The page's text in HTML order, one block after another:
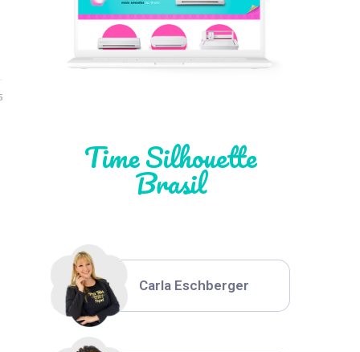
Time Silhouette
Brasil
Léia Pastori
Thiara Ney
Carla Eschberger